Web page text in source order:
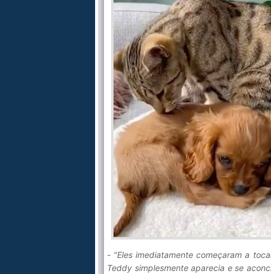
- "Eles imediatamente começaram a
Teddy simplesmente aparecia e se